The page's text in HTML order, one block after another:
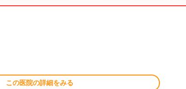
この医院の詳細をみる